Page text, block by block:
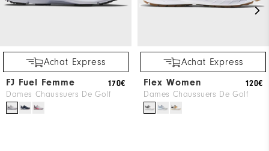
Achat Express
FJ Fuel Femme
Dames Chaussuers De Golf
170€
Achat Express
Flex Women
Dames Chaussuers De Golf
120€